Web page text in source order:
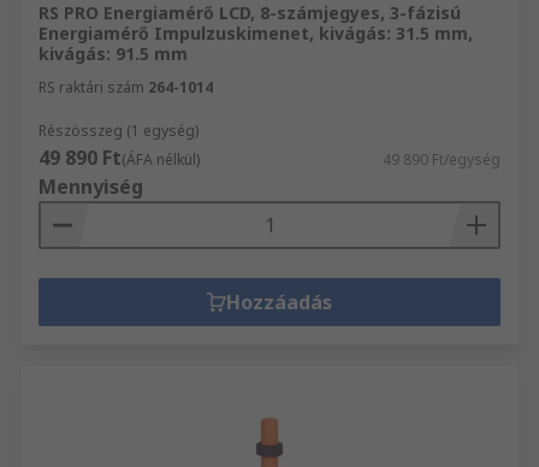
RS PRO Energiamérő LCD, 8-számjegyes, 3-fázisú
Energiamérő Impulzuskimenet, kivágás: 31.5 mm,
kivágás: 91.5 mm
RS raktári szám 264-1014
Részösszeg (1 egység)
49 890 Ft(ÁFA nélkül) 49 890 Ft/egység
Mennyiség
Hozzáadás